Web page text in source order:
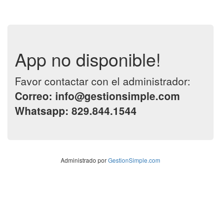
App no disponible!
Favor contactar con el administrador:
Correo: info@gestionsimple.com
Whatsapp: 829.844.1544
Administrado porGestionSimple.com